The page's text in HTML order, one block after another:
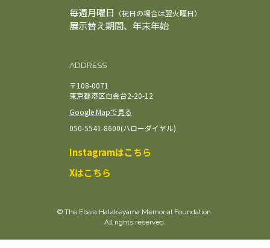
毎週月曜日 （祝日の場合は翌火曜日）
展示替え期間、年末年始
ADDRESS
〒108-0071
東京都港区白金台2-20-12
Google Mapで見る
050-5541-8600(ハローダイヤル)
Instagramはこちら
Xはこちら
© The Ebara Hatakeyama Memorial Foundation.
All rights reserved.